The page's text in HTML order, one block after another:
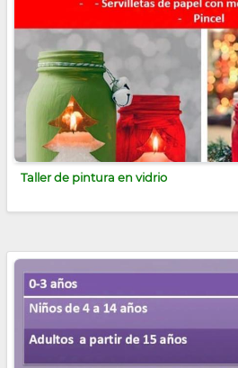
Taller de pintura en vidrio